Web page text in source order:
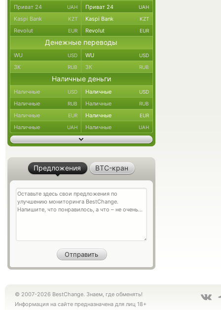
Приват 24 UAH Приват 24 UAH
Kaspi Bank KZT Kaspi Bank KZT
Revolut EUR Revolut EUR
Денежные переводы
WU USD WU USD
ЗК RUB ЗК RUB
Наличные деньги
Наличные USD Наличные USD
Наличные RUB Наличные RUB
Наличные EUR Наличные EUR
Наличные UAH Наличные UAH
Предложения BTC-кран
© 2007-2026 BestChange. Знаем, где обменять!
Информация на сайте предназначена для лиц 18+